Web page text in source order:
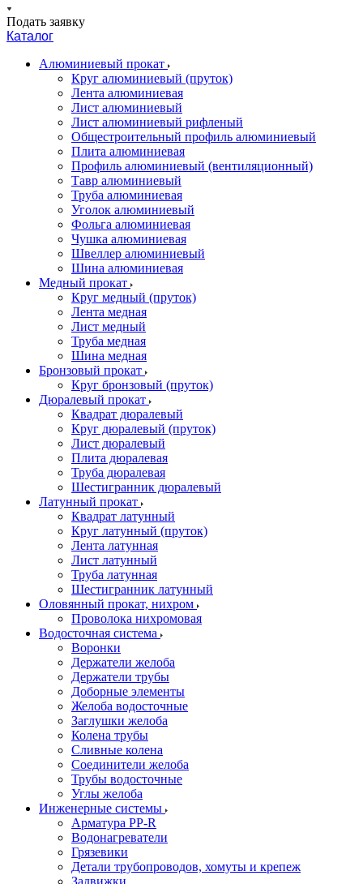
Подать заявку
Каталог
Алюминиевый прокат
Круг алюминиевый (пруток)
Лента алюминиевая
Лист алюминиевый
Лист алюминиевый рифленый
Общестроительный профиль алюминиевый
Плита алюминиевая
Профиль алюминиевый (вентиляционный)
Тавр алюминиевый
Труба алюминиевая
Уголок алюминиевый
Фольга алюминиевая
Чушка алюминиевая
Швеллер алюминиевый
Шина алюминиевая
Медный прокат
Круг медный (пруток)
Лента медная
Лист медный
Труба медная
Шина медная
Бронзовый прокат
Круг бронзовый (пруток)
Дюралевый прокат
Квадрат дюралевый
Круг дюралевый (пруток)
Лист дюралевый
Плита дюралевая
Труба дюралевая
Шестигранник дюралевый
Латунный прокат
Квадрат латунный
Круг латунный (пруток)
Лента латунная
Лист латунный
Труба латунная
Шестигранник латунный
Оловянный прокат, нихром
Проволока нихромовая
Водосточная система
Воронки
Держатели желоба
Держатели трубы
Доборные элементы
Желоба водосточные
Заглушки желоба
Колена трубы
Сливные колена
Соединители желоба
Трубы водосточные
Углы желоба
Инженерные системы
Арматура PP-R
Водонагреватели
Грязевики
Детали трубопроводов, хомуты и крепеж
Задвижки